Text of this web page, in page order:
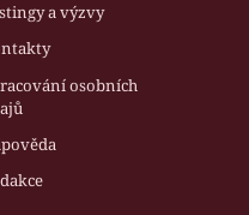
a výzvy
osobních